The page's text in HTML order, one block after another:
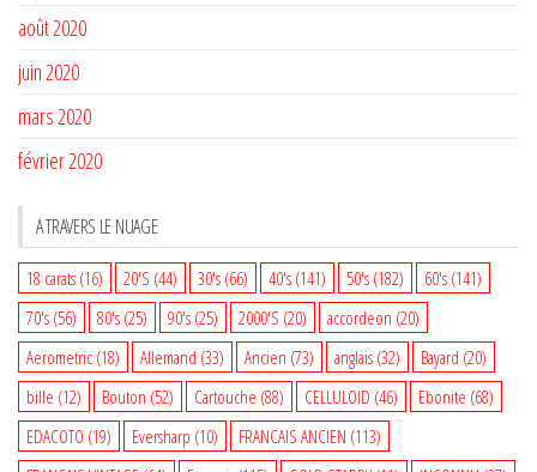
août 2020
juin 2020
mars 2020
février 2020
A TRAVERS LE NUAGE
18 carats (16) 20'S (44) 30's (66) 40's (141) 50's (182) 60's (141)
70's (56) 80's (25) 90's (25) 2000'S (20) accordeon (20)
Aerometric (18) Allemand (33) Ancien (73) anglais (32) Bayard (20)
bille (12) Bouton (52) Cartouche (88) CELLULOID (46) Ebonite (68)
EDACOTO (19) Eversharp (10) FRANCAIS ANCIEN (113)